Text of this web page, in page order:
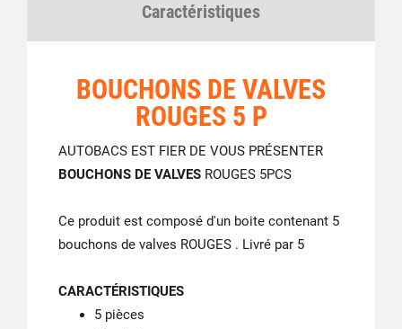
Caractéristiques
BOUCHONS DE VALVES
ROUGES 5 P
AUTOBACS EST FIER DE VOUS PRÉSENTER
BOUCHONS DE VALVES ROUGES 5PCS
Ce produit est composé d'un boite contenant 5
bouchons de valves ROUGES . Livré par 5
CARACTÉRISTIQUES
5 pièces